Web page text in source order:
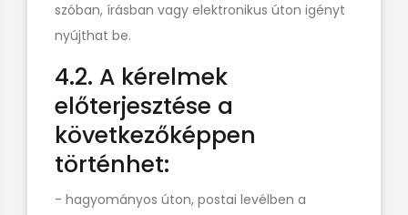
szóban, írásban vagy elektronikus úton igényt
nyújthat be.
4.2. A kérelmek
előterjesztése a
következőképpen
történhet:
- hagyományos úton, postai levélben a